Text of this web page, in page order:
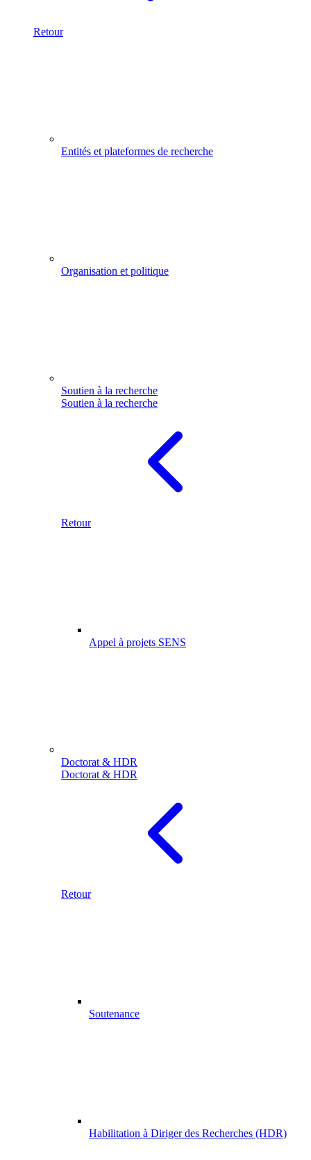
Retour
Entités et plateformes de recherche
Organisation et politique
Soutien à la recherche
Soutien à la recherche
Retour
Appel à projets SENS
Doctorat & HDR
Doctorat & HDR
Retour
Soutenance
Habilitation à Diriger des Recherches (HDR)